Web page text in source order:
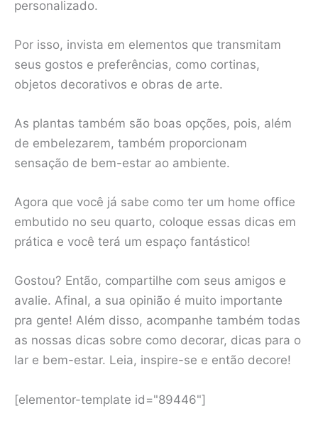
personalizado.
Por isso, invista em elementos que transmitam
seus gostos e preferências, como cortinas,
objetos decorativos e obras de arte.
As plantas também são boas opções, pois, além
de embelezarem, também proporcionam
sensação de bem-estar ao ambiente.
Agora que você já sabe como ter um home office
embutido no seu quarto, coloque essas dicas em
prática e você terá um espaço fantástico!
Gostou? Então, compartilhe com seus amigos e
avalie. Afinal, a sua opinião é muito importante
pra gente! Além disso, acompanhe também todas
as nossas dicas sobre como decorar, dicas para o
lar e bem-estar. Leia, inspire-se e então decore!
[elementor-template id="89446"]